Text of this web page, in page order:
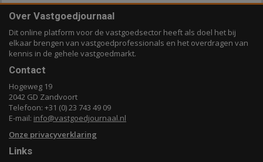
Over Vastgoedjournaal
Dit online platform voor de vastgoedsector heeft als doel het bij
elkaar brengen van vastgoedprofessionals en het overdragen van
kennis in de gehele vastgoedmarkt.
Contact
Hogeweg 19
2042 GD Zandvoort
Telefoon: +31 (0) 23 743 49 09
E-mail: info@vastgoedjournaal.nl
Onze privacyverklaring
Links